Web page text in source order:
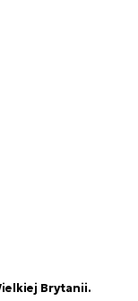
Brytanii.